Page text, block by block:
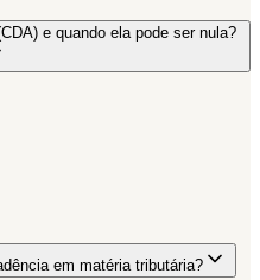
e quando ela pode ser nula?
em matéria tributária?